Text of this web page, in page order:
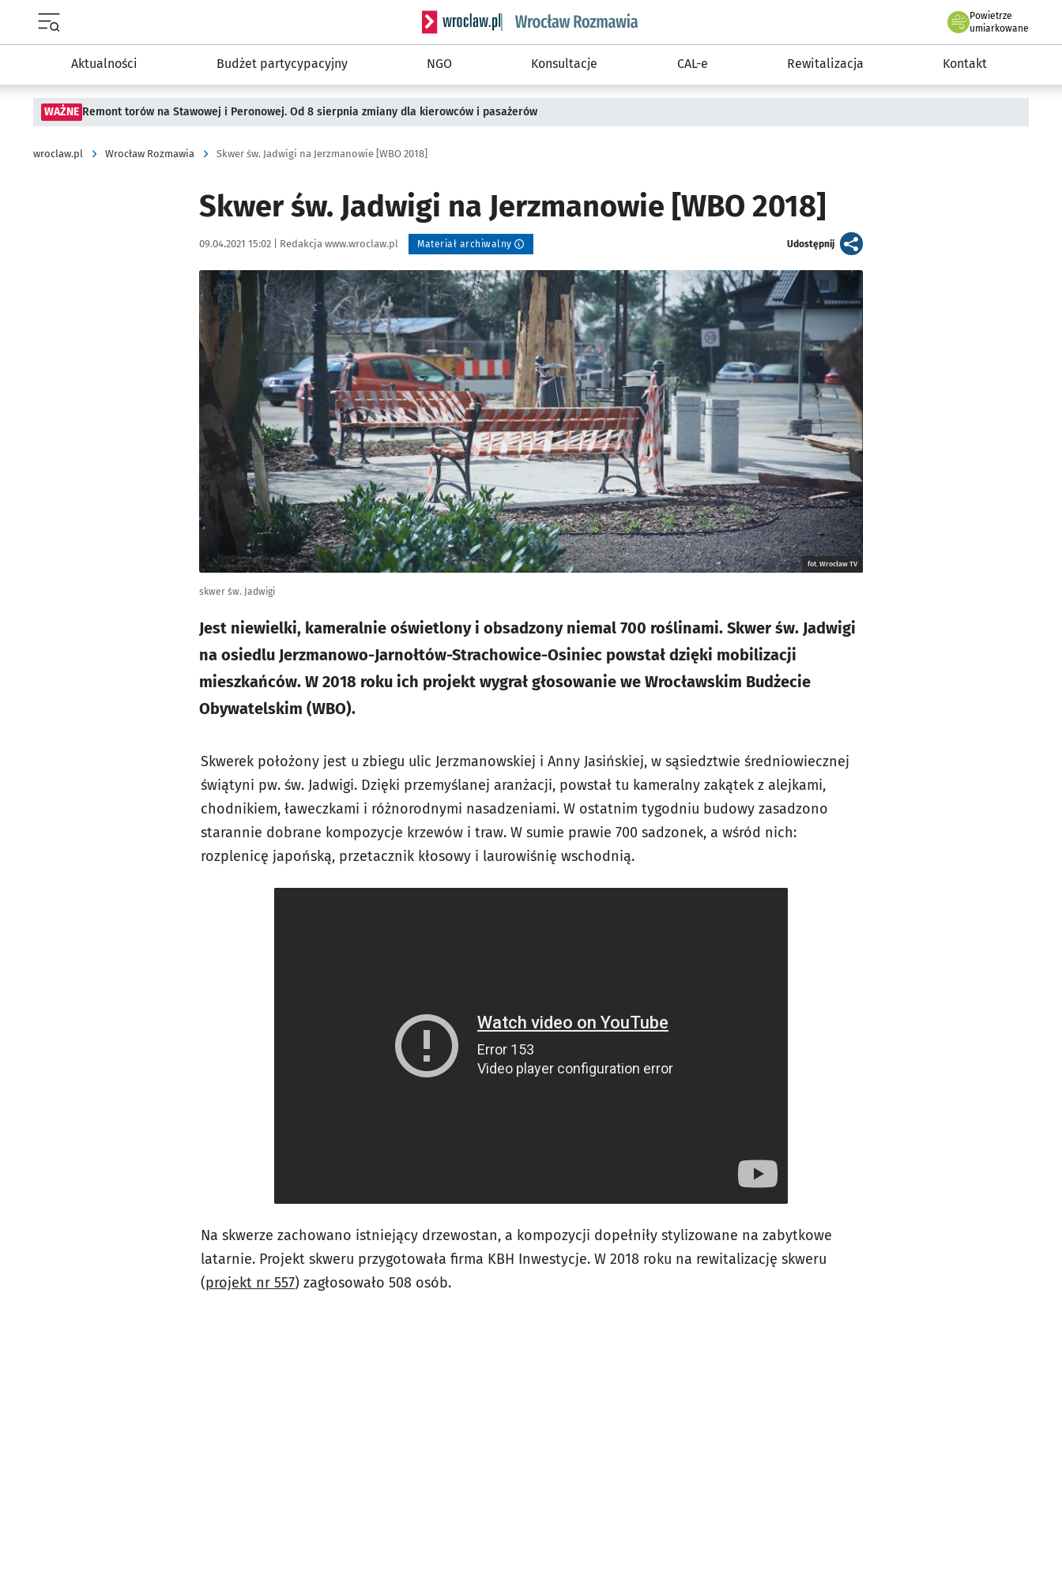
Serwis informacyjny wroclaw.pl podserwis: Rozmawia
Powietrze
we Wrocławiu
umiarkowane
Aktualności Budżet partycypacyjny NGO Konsultacje CAL-e Rewitalizacja Kontakt
WAŻNE Remont torów na Stawowej i Peronowej. Od 8 sierpnia zmiany dla kierowców i pasażerów
wroclaw.pl Wrocław Rozmawia Skwer św. Jadwigi na Jerzmanowie [WBO 2018]
Skwer św. Jadwigi na Jerzmanowie [WBO 2018]
Data publikacji:
09.04.2021 15:02 | Autor:
Redakcja www.wroclaw.pl Materiał archiwalny Udostępnijartykuł
Kliknij, aby powiększyć
fot. Wrocław TV
skwer św. Jadwigi
Jest niewielki, kameralnie oświetlony i obsadzony niemal 700 roślinami. Skwer św. Jadwigi
na osiedlu Jerzmanowo-Jarnołtów-Strachowice-Osiniec powstał dzięki mobilizacji
mieszkańców. W 2018 roku ich projekt wygrał głosowanie we Wrocławskim Budżecie
Obywatelskim (WBO).
Skwerek położony jest u zbiegu ulic Jerzmanowskiej i Anny Jasińskiej, w sąsiedztwie średniowiecznej
świątyni pw. św. Jadwigi. Dzięki przemyślanej aranżacji, powstał tu kameralny zakątek z alejkami,
chodnikiem, ławeczkami i różnorodnymi nasadzeniami. W ostatnim tygodniu budowy zasadzono
starannie dobrane kompozycje krzewów i traw. W sumie prawie 700 sadzonek, a wśród nich:
rozplenicę japońską, przetacznik kłosowy i laurowiśnię wschodnią.
Na skwerze zachowano istniejący drzewostan, a kompozycji dopełniły stylizowane na zabytkowe
latarnie. Projekt skweru przygotowała firma KBH Inwestycje. W 2018 roku na rewitalizację skweru
(projekt nr 557) zagłosowało 508 osób.